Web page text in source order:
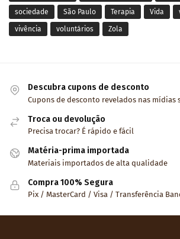
sociedade São Paulo Terapia Vida
vivência voluntários Zola
Descubra cupons de desconto
Cupons de desconto revelados nas mídias
Troca ou devolução
Precisa trocar? É rápido e fácil
Matéria-prima importada
Materiais importados de alta qualidade
Compra 100% Segura
Pix / MasterCard / Visa / Transferência